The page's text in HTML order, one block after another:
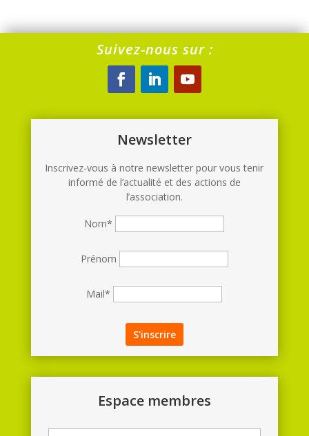
Suivez-nous sur :
Newsletter
Inscrivez-vous à notre newsletter pour vous tenir
informé de l’actualité et des actions de
l’association.
Nom*
Prénom
Mail*
Espace membres